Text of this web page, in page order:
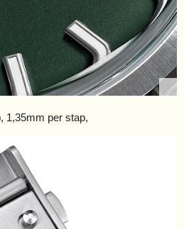
1,35mm per stap,